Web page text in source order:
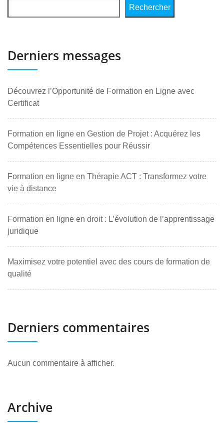
Rechercher
Derniers messages
Découvrez l’Opportunité de Formation en Ligne avec
Certificat
Formation en ligne en Gestion de Projet : Acquérez les
Compétences Essentielles pour Réussir
Formation en ligne en Thérapie ACT : Transformez votre
vie à distance
Formation en ligne en droit : L’évolution de l’apprentissage
juridique
Maximisez votre potentiel avec des cours de formation de
qualité
Derniers commentaires
Aucun commentaire à afficher.
Archive